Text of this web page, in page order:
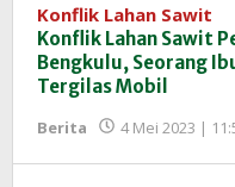
Konflik Lahan Sawit
Konflik Lahan Sawit
Bengkulu, Seorang
Tergilas Mobil
Berita 4 Mei 2023 |